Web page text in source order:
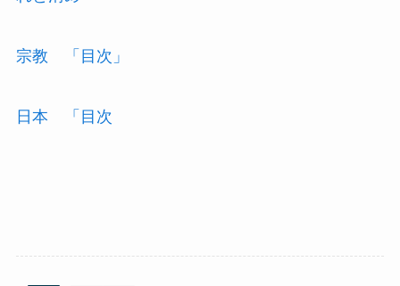
宗教 「目次」
日本 「目次